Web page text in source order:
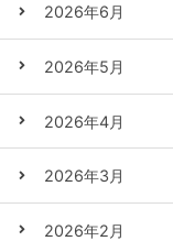
2026年6月
2026年5月
2026年4月
2026年3月
2026年2月